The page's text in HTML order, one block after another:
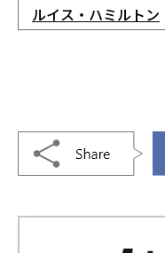
ルイス・ハミルトン